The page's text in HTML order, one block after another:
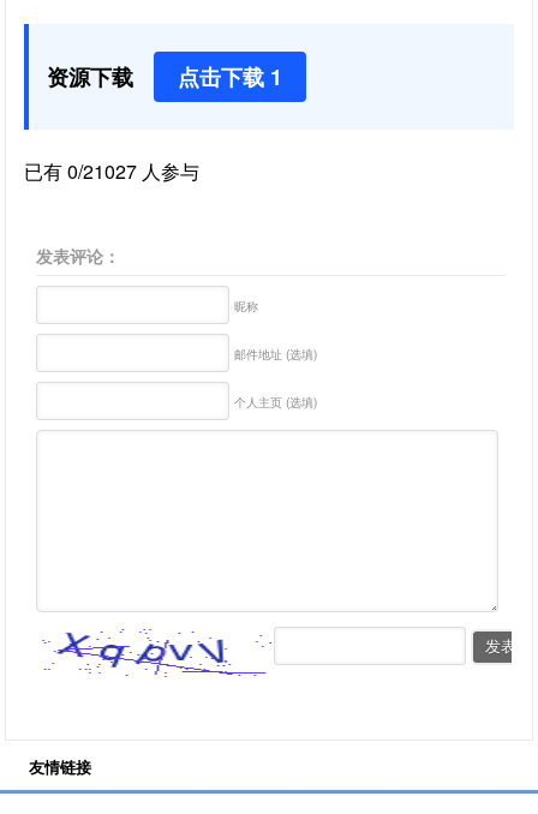
资源下载 点击下载 1
已有 0/21027 人参与
发表评论：
昵称
邮件地址 (选填)
个人主页 (选填)
友情链接